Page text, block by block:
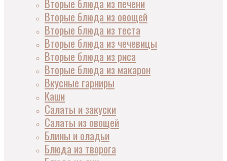
Вторые блюда из печени
Вторые блюда из овощей
Вторые блюда из теста
Вторые блюда из чечевицы
Вторые блюда из риса
Вторые блюда из макарон
Вкусные гарниры
Каши
Салаты и закуски
Салаты из овощей
Блины и оладьи
Блюда из творога